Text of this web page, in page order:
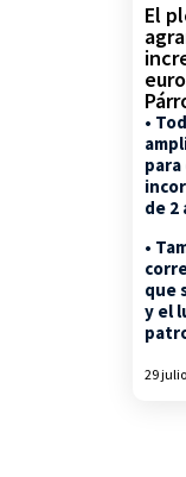
El
•
para
de 2
•
que
y el
29